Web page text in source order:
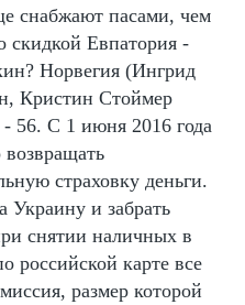
снабжают пасами, чем
скидкой Евпатория -
Норвегия (Ингрид
Кристин Стоймер
56. С 1 июня 2016 года
страховку деньги.
Украину и забрать
снятии наличных в
российской карте все
размер которой